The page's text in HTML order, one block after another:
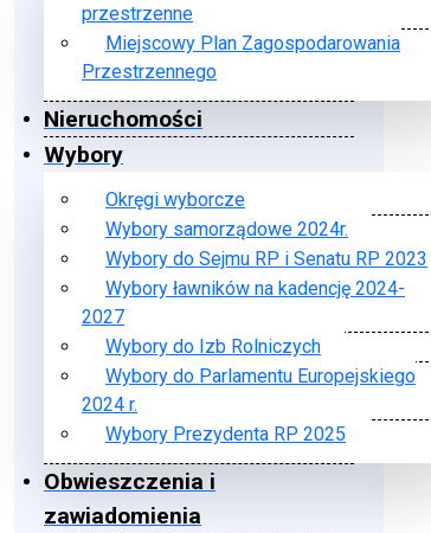
przestrzenne
Miejscowy Plan Zagospodarowania
Przestrzennego
Nieruchomości
Wybory
Okręgi wyborcze
Wybory samorządowe 2024r.
Wybory do Sejmu RP i Senatu RP 2023
Wybory ławników na kadencję 2024-
2027
Wybory do Izb Rolniczych
Wybory do Parlamentu Europejskiego
2024 r.
Wybory Prezydenta RP 2025
Obwieszczenia i
zawiadomienia